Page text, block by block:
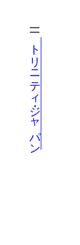
トリニティ・ジャパン